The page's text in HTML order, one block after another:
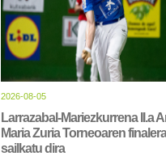
2026-08-05
Larrazabal-Mariezkurrena II.a
Maria Zuria Torneoaren finalera
sailkatu dira